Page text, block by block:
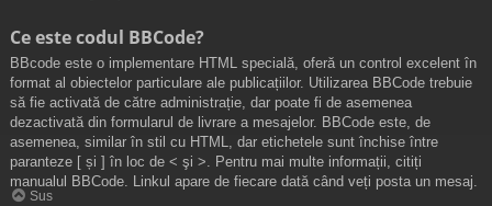
Ce este codul BBCode?
BBcode este o implementare HTML specială, oferă un control excelent în
format al obiectelor particulare ale publicațiilor. Utilizarea BBCode trebuie
să fie activată de către administrație, dar poate fi de asemenea
dezactivată din formularul de livrare a mesajelor. BBCode este, de
asemenea, similar în stil cu HTML, dar etichetele sunt închise între
paranteze [ și ] în loc de < şi >. Pentru mai multe informații, citiți
manualul BBCode. Linkul apare de fiecare dată când veți posta un mesaj.
Sus